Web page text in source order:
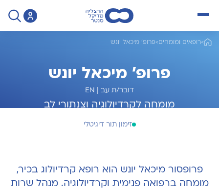
>רופאים ומומחים>פרופ' מיכאל יונש
פרופ' מיכאל יונש
דובר/ת עב |
EN
מומחה לקרדיולוגיה וצנתורי לב
זימון תור דיגיטלי
פרופסור מיכאל יונש הוא רופא קרדיולוג בכיר,
מומחה ברפואה פנימית וקרדיולוגיה. מנהל שרות